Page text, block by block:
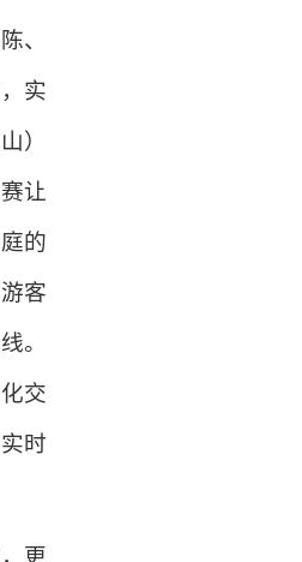
、
实
）
让
的
客
。
交
时
更